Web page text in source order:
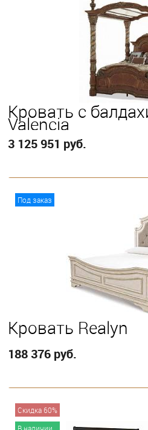
Кровать с
Valencia
3 125 951 руб.
Под заказ
Кровать Realyn
188 376 руб.
Скидка 60%